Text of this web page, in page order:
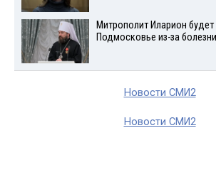
Митрополит Иларион будет
Подмосковье из-за
Новости СМИ2
Новости СМИ2